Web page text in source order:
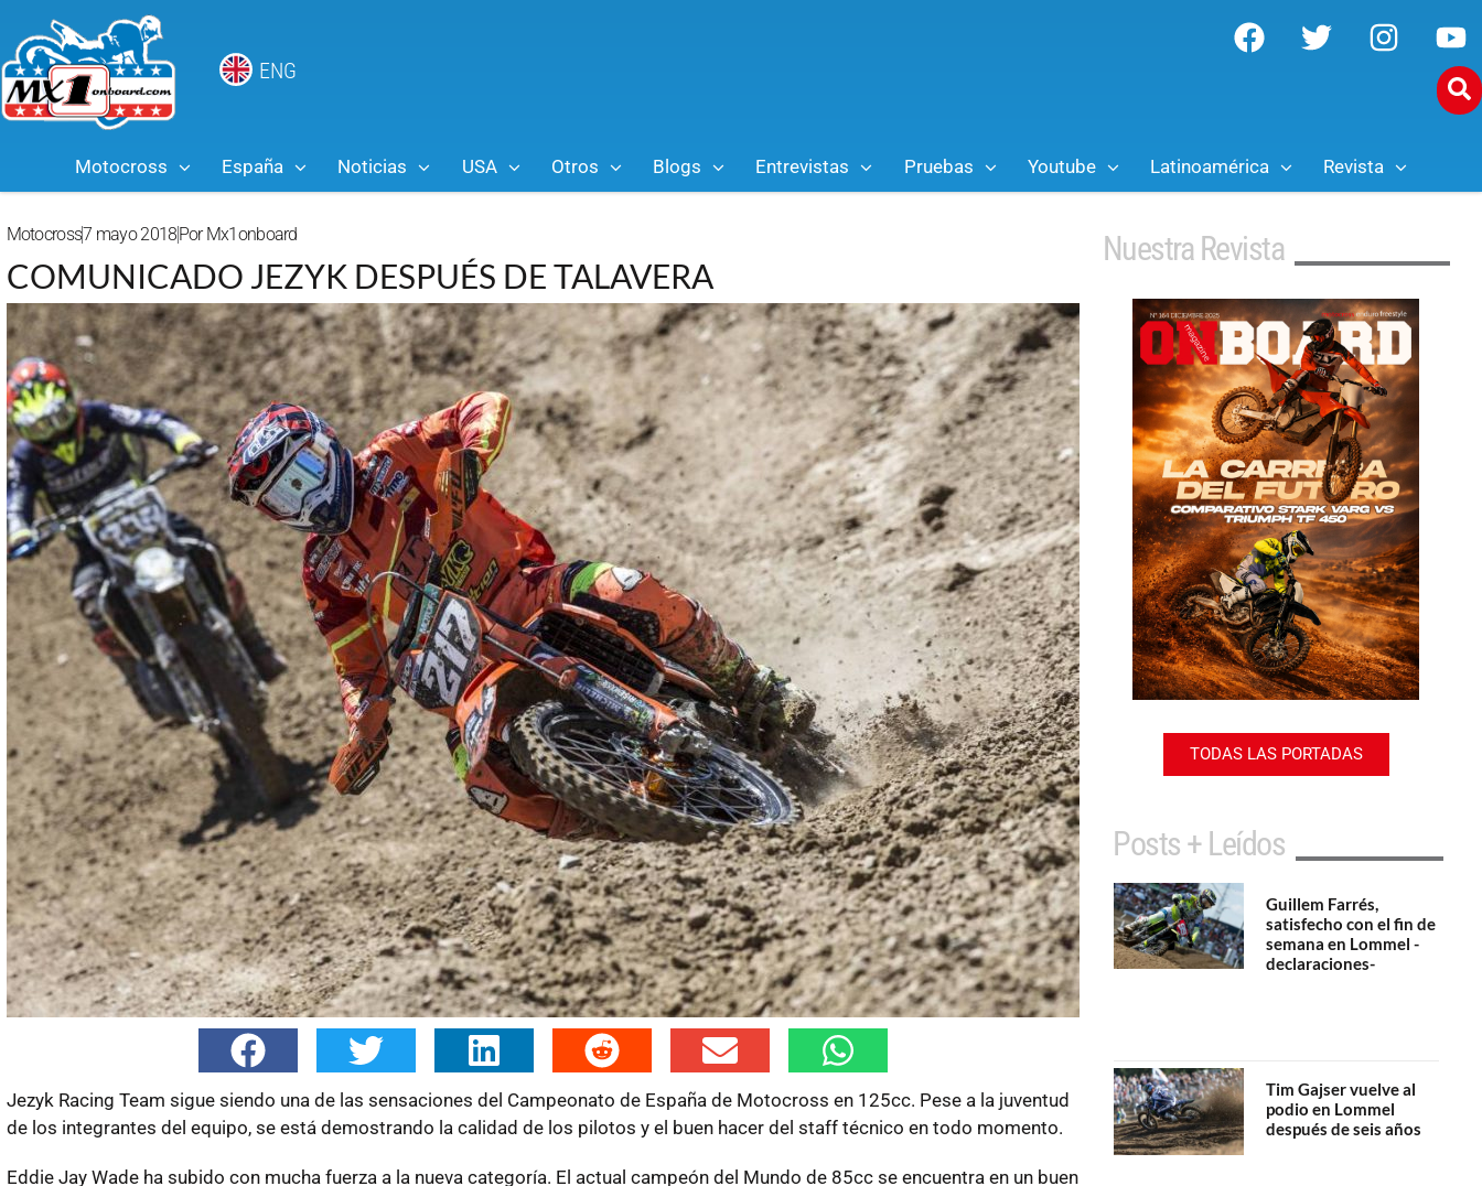
ENG
Motocross España Noticias USA Otros Blogs Entrevistas Pruebas Youtube Latinoamérica Revista
Motocross7 mayo 2018PorMx1onboard
COMUNICADO JEZYK DESPUÉS DE TALAVERA
Jezyk Racing Team sigue siendo una de las sensaciones del Campeonato de España de Motocross en 125cc. Pese a la juventud
de los integrantes del equipo, se está demostrando la calidad de los pilotos y el buen hacer del staff técnico en todo momento.
Eddie Jay Wade ha subido con mucha fuerza a la nueva categoría. El actual campeón del Mundo de 85cc se encuentra en un buen
Nuestra Revista
TODAS LAS PORTADAS
Posts + Leídos
Guillem Farrés,
satisfecho con el fin de
semana en Lommel -
declaraciones-
Tim Gajser vuelve al
podio en Lommel
después de seis años